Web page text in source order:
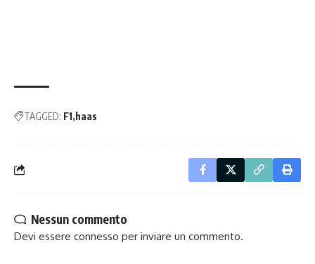
TAGGED: F1 haas
Nessun commento
Devi essere connesso per inviare un commento.